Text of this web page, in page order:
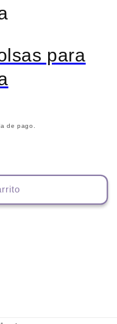
para
de pago.